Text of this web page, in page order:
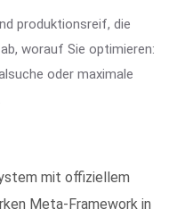
produktionsreif, die
worauf Sie optimieren:
oder maximale
mit offiziellem
Meta-Framework in